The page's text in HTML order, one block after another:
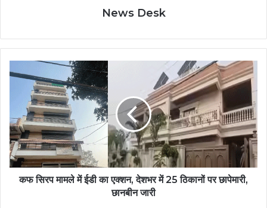
News Desk
कफ सिरप मामले में ईडी का एक्शन, देशभर में 25 ठिकानों पर छापेमारी,
छानबीन जारी